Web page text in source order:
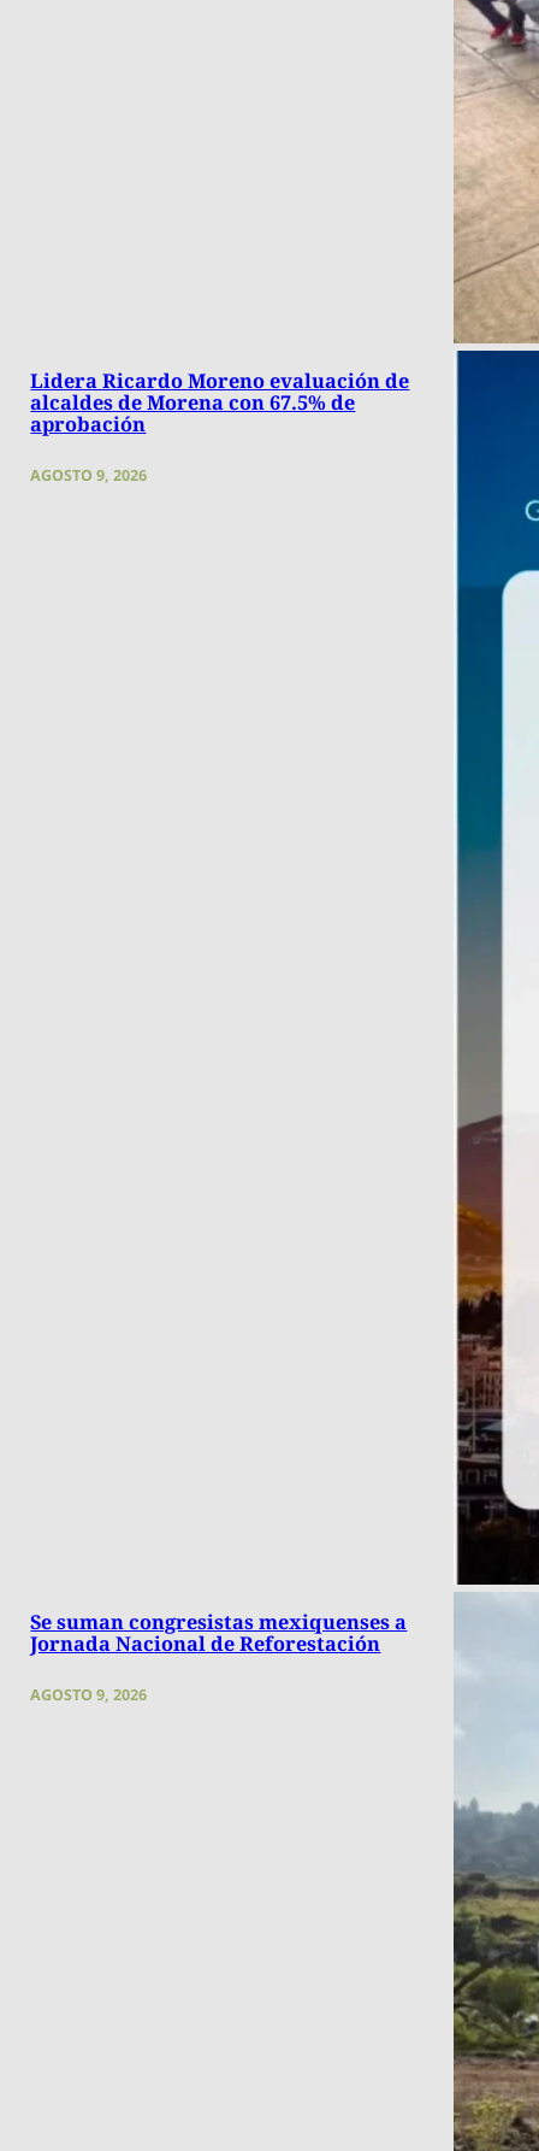
Lidera Ricardo Moreno evaluación de
alcaldes de Morena con 67.5% de
aprobación
AGOSTO 9, 2026
Se suman congresistas mexiquenses a
Jornada Nacional de Reforestación
AGOSTO 9, 2026